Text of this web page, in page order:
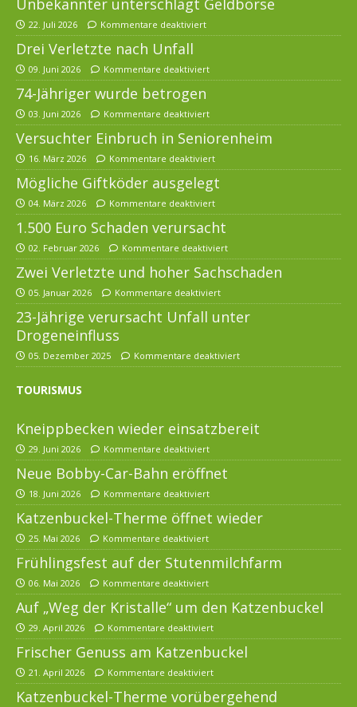
22. Juli 2026 Kommentare deaktiviert
Drei Verletzte nach Unfall
09. Juni 2026 Kommentare deaktiviert
74-Jähriger wurde betrogen
03. Juni 2026 Kommentare deaktiviert
Versuchter Einbruch in Seniorenheim
16. März 2026 Kommentare deaktiviert
Mögliche Giftköder ausgelegt
04. März 2026 Kommentare deaktiviert
1.500 Euro Schaden verursacht
02. Februar 2026 Kommentare deaktiviert
Zwei Verletzte und hoher Sachschaden
05. Januar 2026 Kommentare deaktiviert
23-Jährige verursacht Unfall unter
Drogeneinfluss
05. Dezember 2025 Kommentare deaktiviert
TOURISMUS
Kneippbecken wieder einsatzbereit
29. Juni 2026 Kommentare deaktiviert
Neue Bobby-Car-Bahn eröffnet
18. Juni 2026 Kommentare deaktiviert
Katzenbuckel-Therme öffnet wieder
25. Mai 2026 Kommentare deaktiviert
Frühlingsfest auf der Stutenmilchfarm
06. Mai 2026 Kommentare deaktiviert
Auf „Weg der Kristalle“ um den Katzenbuckel
29. April 2026 Kommentare deaktiviert
Frischer Genuss am Katzenbuckel
21. April 2026 Kommentare deaktiviert
Katzenbuckel-Therme vorübergehend